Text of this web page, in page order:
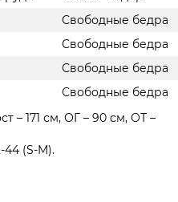
Свободные бедра
Свободные бедра
Свободные бедра
Свободные бедра
– 171 см, ОГ – 90 см, ОТ –
44 (S-M).